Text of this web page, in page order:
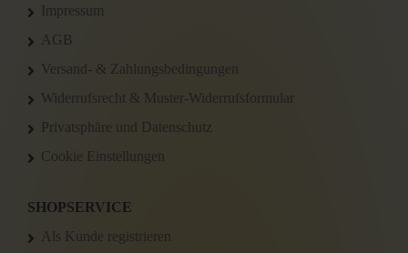
Impressum
AGB
Versand- & Zahlungsbedingungen
Widerrufsrecht & Muster-Widerrufsformular
Privatsphäre und Datenschutz
Cookie Einstellungen
SHOPSERVICE
Als Kunde registrieren